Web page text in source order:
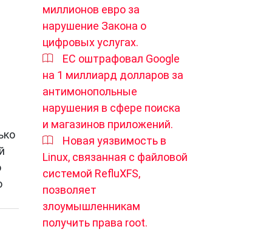
миллионов евро за
нарушение Закона о
цифровых услугах.
ЕС оштрафовал Google
на 1 миллиард долларов за
антимонопольные
нарушения в сфере поиска
и магазинов приложений.
Новая уязвимость в
Linux, связанная с файловой
системой RefluXFS,
позволяет
злоумышленникам
получить права root.